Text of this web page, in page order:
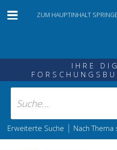
ZUM HAUPTINHALT
IHRE
Erweiterte Suche | Nach Thema